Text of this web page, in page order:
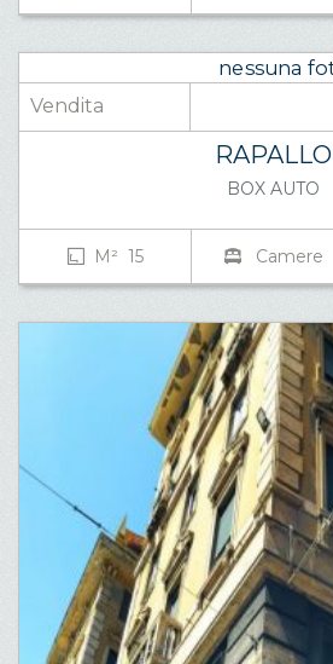
Vendita
RAPALLO
BOX AUTO
M² 15 Camere